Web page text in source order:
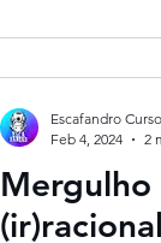
Mergulho
Escafandro
Feb 4, 2024
2